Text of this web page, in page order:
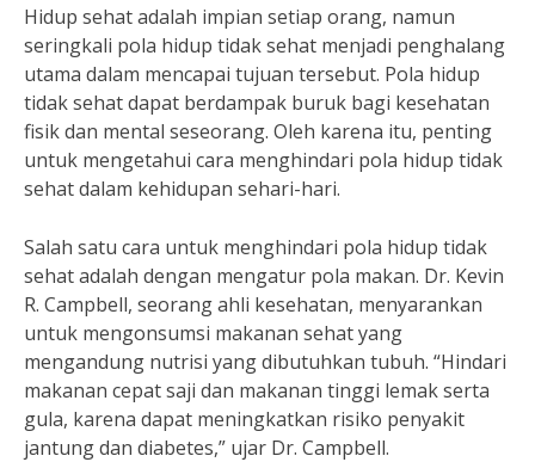
Hidup sehat adalah impian setiap orang, namun
seringkali pola hidup tidak sehat menjadi penghalang
utama dalam mencapai tujuan tersebut. Pola hidup
tidak sehat dapat berdampak buruk bagi kesehatan
fisik dan mental seseorang. Oleh karena itu, penting
untuk mengetahui cara menghindari pola hidup tidak
sehat dalam kehidupan sehari-hari.
Salah satu cara untuk menghindari pola hidup tidak
sehat adalah dengan mengatur pola makan. Dr. Kevin
R. Campbell, seorang ahli kesehatan, menyarankan
untuk mengonsumsi makanan sehat yang
mengandung nutrisi yang dibutuhkan tubuh. “Hindari
makanan cepat saji dan makanan tinggi lemak serta
gula, karena dapat meningkatkan risiko penyakit
jantung dan diabetes,” ujar Dr. Campbell.